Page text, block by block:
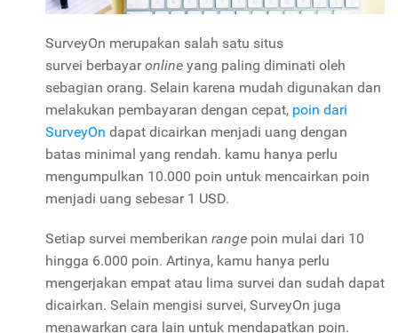
SurveyOn merupakan salah satu situs
survei berbayaronline yang paling diminati oleh
sebagian orang. Selain karena mudah digunakan dan
melakukan pembayaran dengan cepat, poin dari
SurveyOn dapat dicairkan menjadi uang dengan
batas minimal yang rendah. kamu hanya perlu
mengumpulkan 10.000 poin untuk mencairkan poin
menjadi uang sebesar 1 USD.
Setiap survei memberikan range poin mulai dari 10
hingga 6.000 poin. Artinya, kamu hanya perlu
mengerjakan empat atau lima survei dan sudah dapat
dicairkan. Selain mengisi survei, SurveyOn juga
menawarkan cara lain untuk mendapatkan poin.